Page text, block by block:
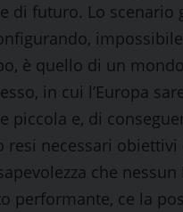
di futuro. Lo scenario
è quello di un
in cui l’Europa
piccola e, di
resi necessari
che nessun
performante, ce la